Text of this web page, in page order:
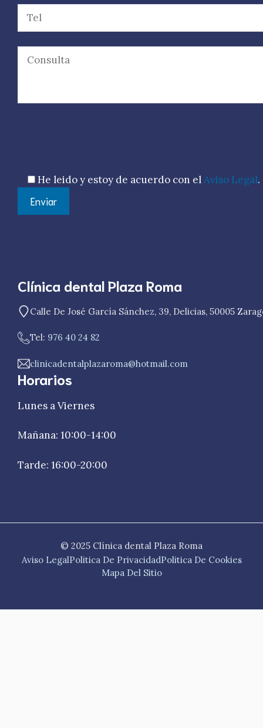
He leido y estoy de acuerdo con elAviso Legal.
Clínica dental Plaza Roma
Calle De José García Sánchez, 39, Delicias, 50005
Tel: 976 40 24 82
clinicadentalplazaroma@hotmail.com
Horarios
Lunes a Viernes
Mañana: 10:00-14:00
Tarde: 16:00-20:00
© 2025 Clínica dental Plaza Roma
Aviso LegalPolitica De PrivacidadPolitica De Cookies
Mapa Del Sitio